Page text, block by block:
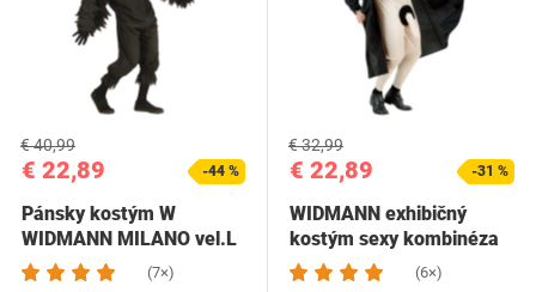
€ 22,89
€ 40,99
-44 %
Pánsky kostým W
WIDMANN MILANO vel.L
(7×)
€ 22,89
€ 32,99
-31 %
WIDMANN exhibičný
kostým sexy kombinéza
v.L
(6×)